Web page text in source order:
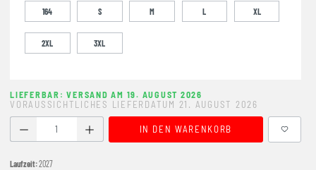
164 S M L XL
2XL 3XL
LIEFERBAR: VERSAND AM 19. AUGUST 2026
VORAUSSICHTLICHES LIEFERDATUM 21. AUGUST 2026
Produkt Anzahl: Gib den gewünschten Wert ein oder
IN DEN WARENKORB
Laufzeit:2027